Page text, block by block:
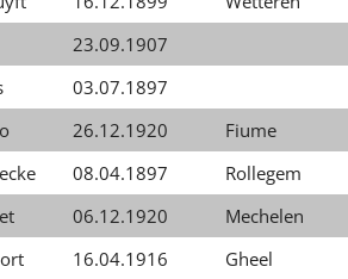
23.09.1907
03.07.1897
26.12.1920
Fiume
08.04.1897
Rollegem
06.12.1920
Mechelen
16.04.1916
Gheel